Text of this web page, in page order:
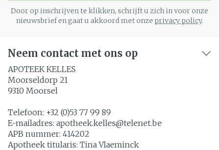
Door op inschrijven te klikken, schrijft u zich in voor onze
nieuwsbrief en gaat u akkoord met onze privacy policy.
Neem contact met ons op
APOTEEK KELLES
Moorseldorp 21
9310 Moorsel
Telefoon: +32 (0)53 77 99 89
E-mailadres: apotheek.kelles@telenet.be
APB nummer: 414202
Apotheek titularis: Tina Vlaeminck